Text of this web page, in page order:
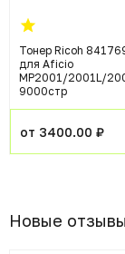
Тонер Ricoh
для Aficio
MP2001/2001L/
9000стр
от 3400.00 ₽
Новые